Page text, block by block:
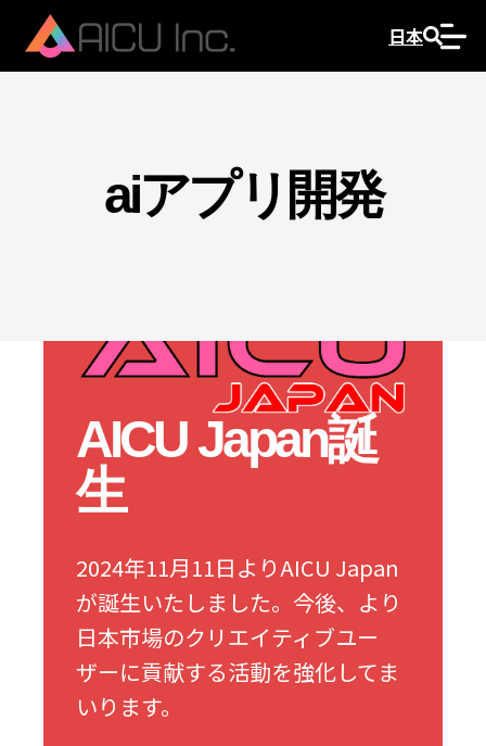
日本
aiアプリ開発
AICU Japan誕
生
2024年11月11日よりAICU Japan
が誕生いたしました。今後、より
日本市場のクリエイティブユー
ザーに貢献する活動を強化してま
いります。